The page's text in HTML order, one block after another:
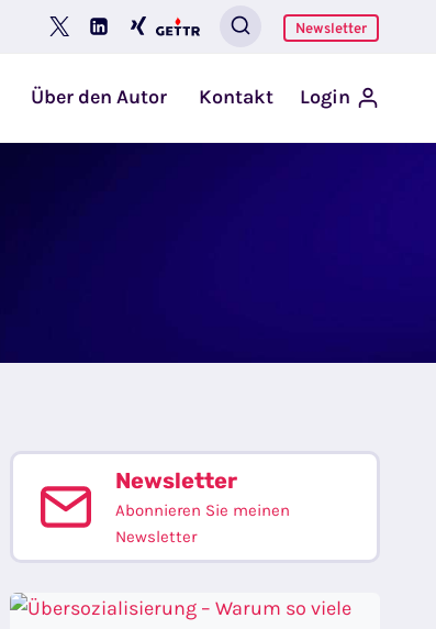
Newsletter
Über den Autor Kontakt Login
Newsletter
Abonnieren Sie meinen
Newsletter